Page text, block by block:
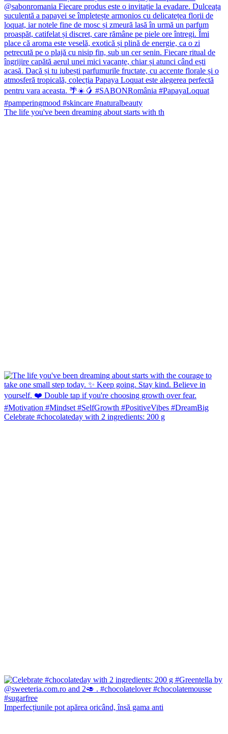
The life you've been dreaming about starts with th
Celebrate #chocolateday with 2 ingredients: 200 g
Imperfecțiunile pot apărea oricând, însă gama anti